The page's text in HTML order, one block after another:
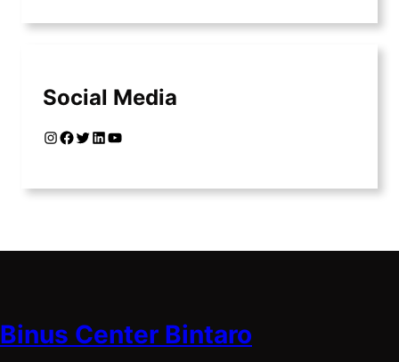
Social Media
InstagramFacebook Twitter LinkedIn YouTube
Binus Center Bintaro